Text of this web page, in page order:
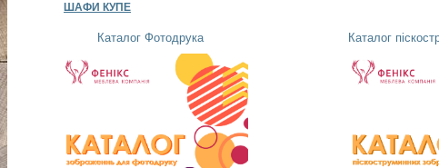
ШАФИ КУПЕ
Каталог Фотодрука Каталог